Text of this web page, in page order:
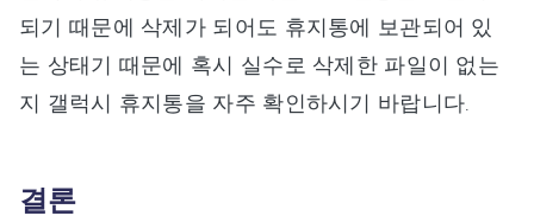
되기 때문에 삭제가 되어도 휴지통에 보관되어 있
는 상태기 때문에 혹시 실수로 삭제한 파일이 없는
지 갤럭시 휴지통을 자주 확인하시기 바랍니다.
결론